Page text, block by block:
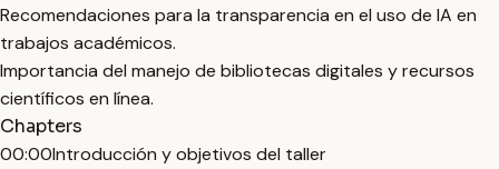
Recomendaciones para la transparencia en el uso de IA en
trabajos académicos.
Importancia del manejo de bibliotecas digitales y recursos
científicos en línea.
Chapters
00:00Introducción y objetivos del taller